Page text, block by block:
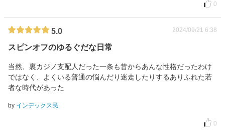
0
5.0 2024/09/21 6:38
スピンオフのゆるぐだな日常
当然、裏カジノ支配人だった一条も昔からあんな性格だったわけ
ではなく、よくいる普通の悩んだり迷走したりするありふれた若
者な時代があった
by インデックス民
0